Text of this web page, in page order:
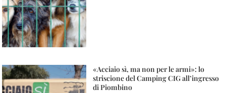
«Acciaio sì, ma non per le armi»: lo
striscione del Camping CIG all’ingresso
di Piombino